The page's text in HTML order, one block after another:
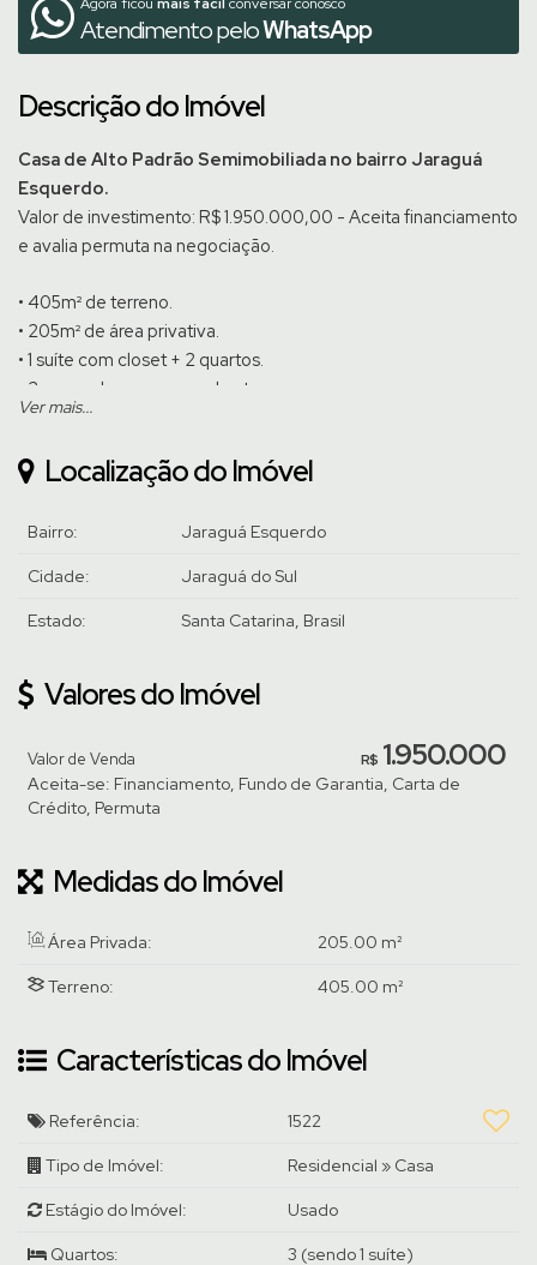
Atendimento peloWhatsApp
Descrição do Imóvel
Casa de Alto Padrão Semimobiliada no bairro Jaraguá
Esquerdo.
Valor de investimento: R$ 1.950.000,00 - Aceita financiamento
e avalia permuta na negociação.
• 405m² de terreno.
• 205m² de área privativa.
• 1 suíte com closet + 2 quartos.
• 2 vagas de garagem cobertas.
• Área gourmet com churrasqueira.
com 8 cadeiras e sofá.
Venha conhecer pessoalmente, agende uma visita com um de
nossos corretores.
Ver mais...
Localização do Imóvel
Bairro: Jaraguá Esquerdo
Cidade: Jaraguá do Sul
Estado: Santa Catarina, Brasil
Valores do Imóvel
R$ 1.950.000
Valor de Venda
Aceita-se: Financiamento, Fundo de Garantia, Carta de
Crédito, Permuta
Medidas do Imóvel
Área Privada: 205.00 m²
Terreno: 405.00 m²
Características do Imóvel
Referência: 1522
Tipo de Imóvel: Residencial » Casa
Estágio do Imóvel: Usado
Quartos: 3 (sendo 1 suíte)